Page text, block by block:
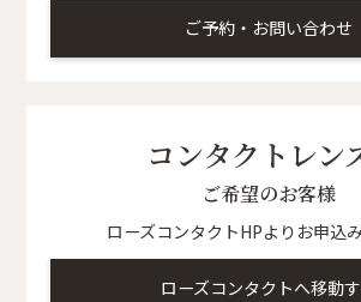
ご予約・お問い合わせ
コンタクトレン
ご希望のお客様
ローズコンタクトHPよりお申込
ローズコンタクトへ移動